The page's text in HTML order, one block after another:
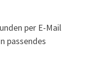
per E-Mail
passendes